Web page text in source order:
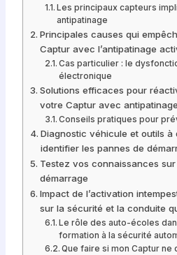
Les principaux capteurs
antipatinage
Principales causes qui
Captur avec l’antipatinage
Cas particulier : le
électronique
Solutions efficaces pour
votre Captur avec antipatinage
Conseils pratiques pour
Diagnostic véhicule et outils à
identifier les pannes de
Testez vos connaissances sur
démarrage
Impact de l’activation
sur la sécurité et la conduite
Le rôle des auto-écoles
formation à la sécurité
Que faire si mon Captur ne